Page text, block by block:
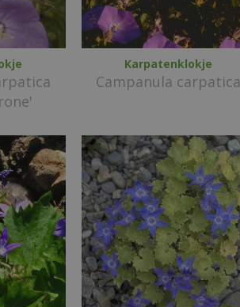
Karpatenklokje
Campanula carpatica